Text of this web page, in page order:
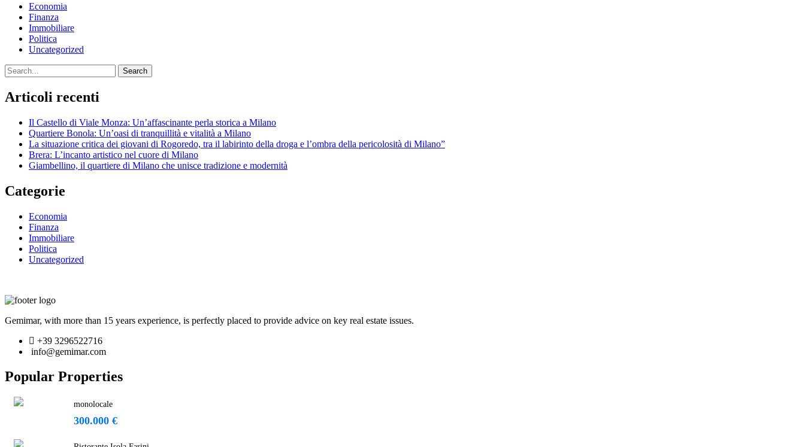
Economia
Finanza
Immobiliare
Politica
Uncategorized
Search
Articoli recenti
Il Castello di Viale Monza: Un’affascinante perla storica a Milano
Quartiere Bonola: Un’oasi di tranquillità e vitalità a Milano
La situazione critica dei giovani di Rogoredo, tra il labirinto della droga e l’ombra della pericolosità di Milano”
Brera: L’incanto artistico nel cuore di Milano
Giambellino, il quartiere di Milano che unisce tradizione e modernità
Categorie
Economia
Finanza
Immobiliare
Politica
Uncategorized
Gemimar, with more than 15 years experience, is perfectly placed to provide advice on key real estate issues.
+39 3296522716
info@gemimar.com
Popular Properties
monolocale
300.000 €